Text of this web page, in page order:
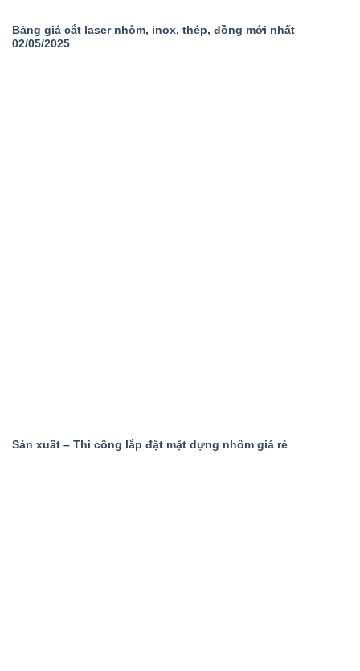
Bảng giá cắt laser nhôm, inox, thép, đồng mới nhất
02/05/2025
Sản xuất – Thi công lắp đặt mặt dựng nhôm giá rẻ